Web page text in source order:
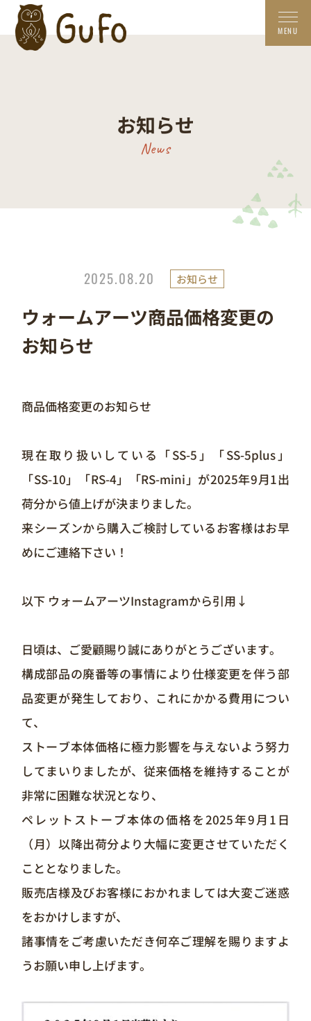
お知らせ
News
2025.08.20 お知らせ
ウォームアーツ商品価格変更の
お知らせ
商品価格変更のお知らせ
現在取り扱いしている「SS-5」「SS-5plus」
「SS-10」「RS-4」「RS-mini」が2025年9月1出
荷分から値上げが決まりました。
来シーズンから購入ご検討しているお客様はお早
めにご連絡下さい！
以下 ウォームアーツInstagramから引用↓
日頃は、ご愛顧賜り誠にありがとうございます。
構成部品の廃番等の事情により仕様変更を伴う部
品変更が発生しており、これにかかる費用につい
て、
ストーブ本体価格に極力影響を与えないよう努力
してまいりましたが、従来価格を維持することが
非常に困難な状況となり、
ペレットストーブ本体の価格を2025年9月1日
（月）以降出荷分より大幅に変更させていただく
こととなりました。
販売店様及びお客様におかれましては大変ご迷惑
をおかけしますが、
諸事情をご考慮いただき何卒ご理解を賜りますよ
うお願い申し上げます。